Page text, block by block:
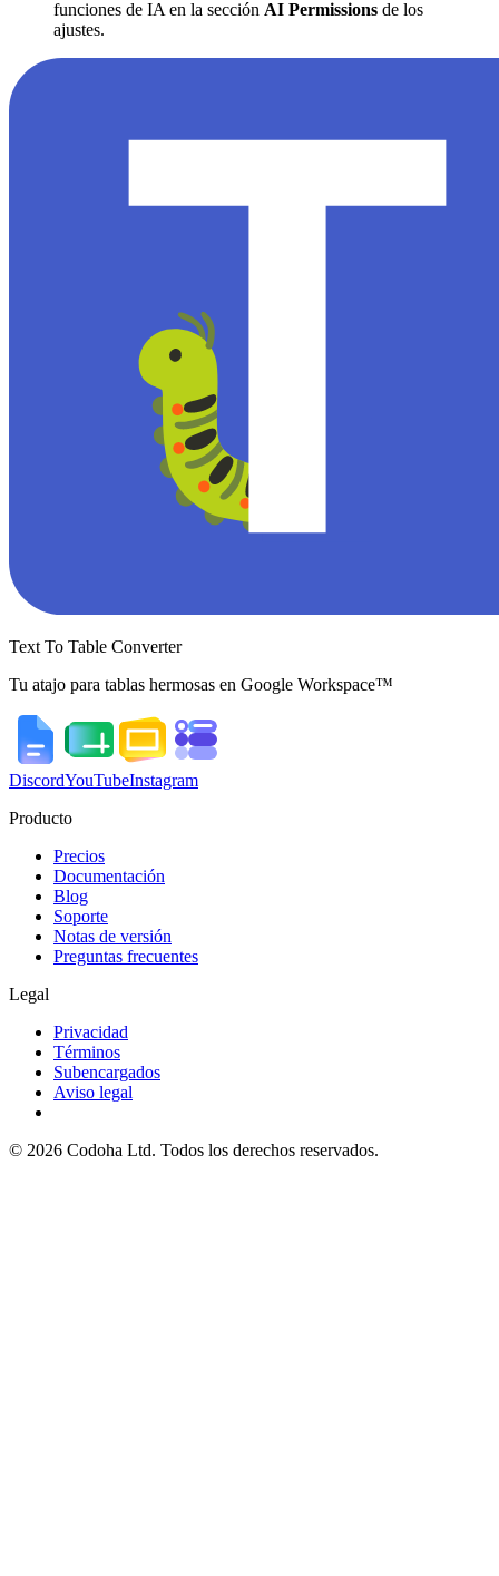
funciones de IA en la sección AI Permissions de los
ajustes.
Text To Table Converter
Tu atajo para tablas hermosas en Google Workspace™
DiscordYouTubeInstagram
Producto
Precios
Documentación
Blog
Soporte
Notas de versión
Preguntas frecuentes
Legal
Privacidad
Términos
Subencargados
Aviso legal
© 2026 Codoha Ltd. Todos los derechos reservados.